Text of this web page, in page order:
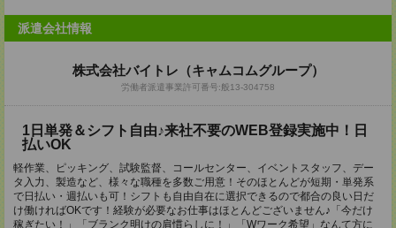
派遣会社情報
株式会社バイトレ（キャムコムグループ）
労働者派遣事業許可番号:般13-304758
1日単発＆シフト自由♪来社不要のWEB登録実施中！日
払いOK
軽作業、ピッキング、試験監督、コールセンター、イベントスタッフ、デー
タ入力、製造など、様々な職種を多数ご用意！そのほとんどが短期・単発系
で日払い・週払いも可！シフトも自由自在に選択できるので都合の良い日だ
け働ければOKです！経験が必要なお仕事はほとんどございません♪「今だけ
稼ぎたい！」「ブランク明けの肩慣らしに！」「Wワーク希望」なんて方に